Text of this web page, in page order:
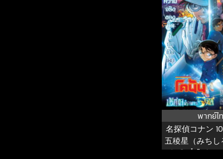
พากย์ไ
名探偵コナン
五稜星（みち
นักสืบจิ๋วโคนัน เ